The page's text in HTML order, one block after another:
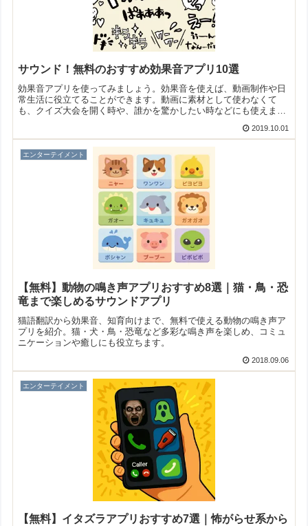
サウンド！無料のおすすめ効果音アプリ10選
効果音アプリを使ってみましょう。効果音を使えば、動画制作や日
常生活に役立てることができます。動画に素材として使わなくて
も、クイズ大会を開く時や、誰かを驚かしたい時などにも使えます
2019.10.01
エンターテイメント
【無料】動物の鳴き声アプリおすすめ8選｜猫・鳥・恐
竜まで楽しめるサウンドアプリ
猫語翻訳から効果音、知育向けまで、無料で使える動物の鳴き声ア
プリを紹介。猫・犬・鳥・恐竜など多彩な鳴き声を楽しめ、コミュ
ニケーションや癒しにも役立ちます。
2018.09.06
エンターテイメント
【無料】イタズラアプリおすすめ7選｜怖がらせ系から